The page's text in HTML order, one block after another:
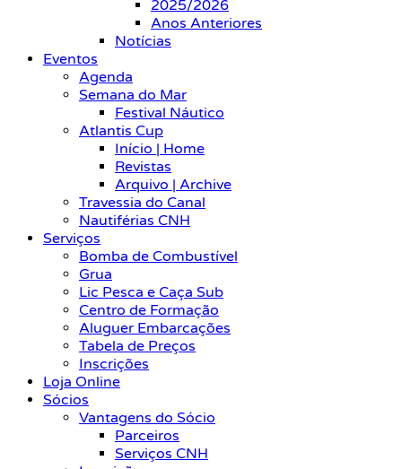
2025/2026
Anos Anteriores
Notícias
Eventos
Agenda
Semana do Mar
Festival Náutico
Atlantis Cup
Início | Home
Revistas
Arquivo | Archive
Travessia do Canal
Nautiférias CNH
Serviços
Bomba de Combustível
Grua
Lic Pesca e Caça Sub
Centro de Formação
Aluguer Embarcações
Tabela de Preços
Inscrições
Loja Online
Sócios
Vantagens do Sócio
Parceiros
Serviços CNH